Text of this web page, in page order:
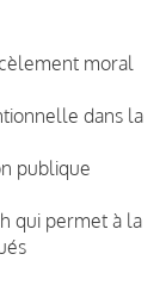
moral
dans la
publique
qui permet à la